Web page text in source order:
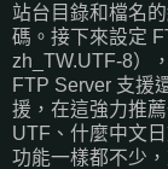
站台目錄和檔名
碼。接下來設定
zh_TW.UTF-8）
FTP Server 支援
援，在這強力推
UTF、什麼中文
功能一樣都不少